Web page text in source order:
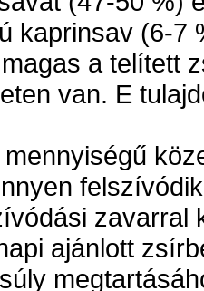
kaprinsav (6-7
a telített
van. E
zavarral
ajánlott